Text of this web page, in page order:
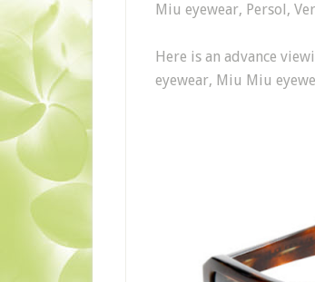
Miu eyewear, Persol,
Here is an advance
eyewear, Miu Miu